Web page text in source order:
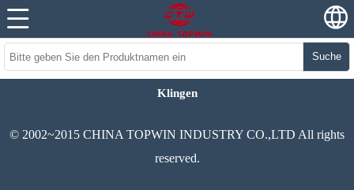
Suche
Klingen
© 2002~2015 CHINA TOPWIN INDUSTRY CO.,LTD All rights
reserved.